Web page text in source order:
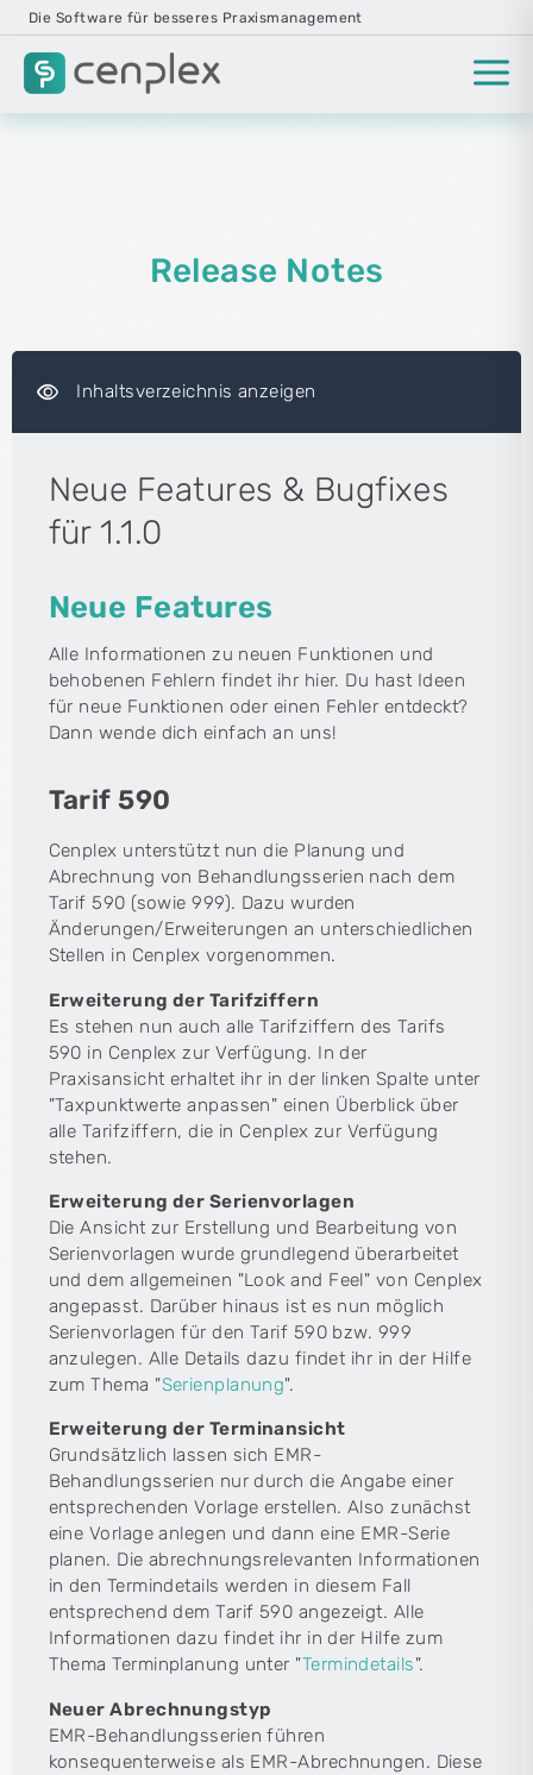
Die Software für besseres Praxismanagement
Release Notes
visibility Inhaltsverzeichnis anzeigen
Neue Features & Bugfixes
für 1.1.0
Neue Features
Alle Informationen zu neuen Funktionen und
behobenen Fehlern findet ihr hier. Du hast Ideen
für neue Funktionen oder einen Fehler entdeckt?
Dann wende dich einfach an uns!
Tarif 590
Cenplex unterstützt nun die Planung und
Abrechnung von Behandlungsserien nach dem
Tarif 590 (sowie 999). Dazu wurden
Änderungen/Erweiterungen an unterschiedlichen
Stellen in Cenplex vorgenommen.
Erweiterung der Tarifziffern
Es stehen nun auch alle Tarifziffern des Tarifs
590 in Cenplex zur Verfügung. In der
Praxisansicht erhaltet ihr in der linken Spalte unter
"Taxpunktwerte anpassen" einen Überblick über
alle Tarifziffern, die in Cenplex zur Verfügung
stehen.
Erweiterung der Serienvorlagen
Die Ansicht zur Erstellung und Bearbeitung von
Serienvorlagen wurde grundlegend überarbeitet
und dem allgemeinen "Look and Feel" von Cenplex
angepasst. Darüber hinaus ist es nun möglich
Serienvorlagen für den Tarif 590 bzw. 999
anzulegen. Alle Details dazu findet ihr in der Hilfe
zum Thema "Serienplanung".
Erweiterung der Terminansicht
Grundsätzlich lassen sich EMR-
Behandlungsserien nur durch die Angabe einer
entsprechenden Vorlage erstellen. Also zunächst
eine Vorlage anlegen und dann eine EMR-Serie
planen. Die abrechnungsrelevanten Informationen
in den Termindetails werden in diesem Fall
entsprechend dem Tarif 590 angezeigt. Alle
Informationen dazu findet ihr in der Hilfe zum
Thema Terminplanung unter "Termindetails".
Neuer Abrechnungstyp
EMR-Behandlungsserien führen
konsequenterweise als EMR-Abrechnungen. Diese